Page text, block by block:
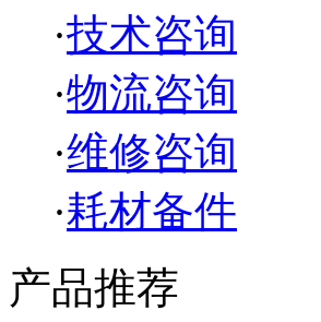
·技术咨询
·物流咨询
·维修咨询
·耗材备件
产品推荐